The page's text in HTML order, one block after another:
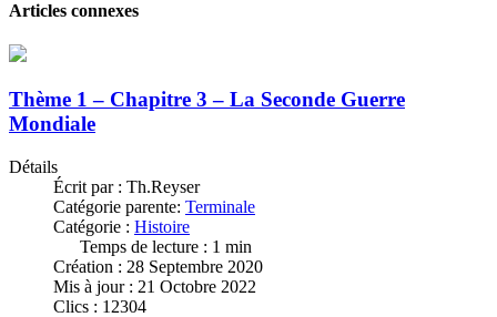
Articles connexes
Thème 1 – Chapitre 3 – La Seconde Guerre
Mondiale
Détails
Écrit par : Th.Reyser
Catégorie parente: Terminale
Catégorie : Histoire
Temps de lecture : 1 min
Création : 28 Septembre 2020
Mis à jour : 21 Octobre 2022
Clics : 12304